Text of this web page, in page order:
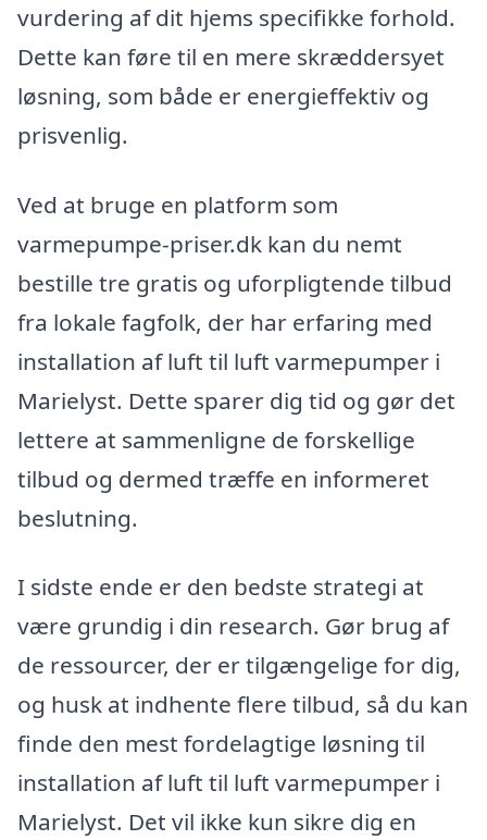
vurdering af dit hjems specifikke forhold.
Dette kan føre til en mere skræddersyet
løsning, som både er energieffektiv og
prisvenlig.
Ved at bruge en platform som
varmepumpe-priser.dk kan du nemt
bestille tre gratis og uforpligtende tilbud
fra lokale fagfolk, der har erfaring med
installation af luft til luft varmepumper i
Marielyst. Dette sparer dig tid og gør det
lettere at sammenligne de forskellige
tilbud og dermed træffe en informeret
beslutning.
I sidste ende er den bedste strategi at
være grundig i din research. Gør brug af
de ressourcer, der er tilgængelige for dig,
og husk at indhente flere tilbud, så du kan
finde den mest fordelagtige løsning til
installation af luft til luft varmepumper i
Marielyst. Det vil ikke kun sikre dig en